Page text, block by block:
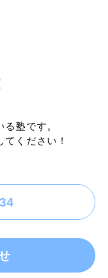
塾です。
ください！